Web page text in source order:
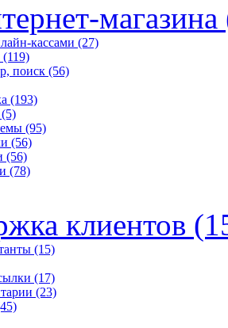
магазина
кассами (27)
(119)
поиск (56)
(193)
(5)
(95)
(56)
(56)
(78)
клиентов
(15)
(17)
(23)